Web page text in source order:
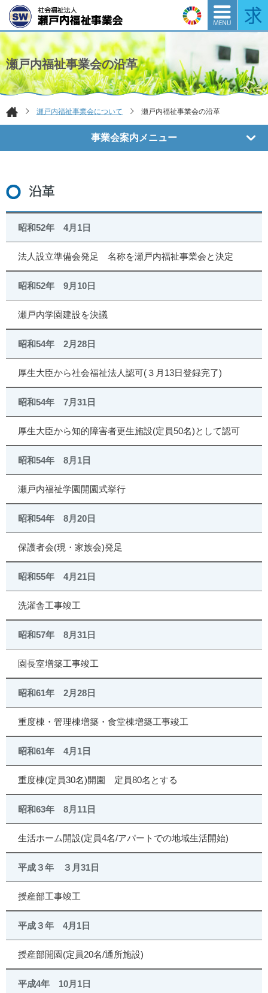
瀬戸内福祉事業会の沿革
瀬戸内福祉事業会について 瀬戸内福祉事業会の沿革
事業会案内メニュー
昭和52年 4月1日
法人設立準備会発足 名称を瀬戸内福祉事業会と決定
昭和52年 9月10日
瀬戸内学園建設を決議
昭和54年 2月28日
厚生大臣から社会福祉法人認可(３月13日登録完了)
昭和54年 7月31日
厚生大臣から知的障害者更生施設(定員50名)として認可
昭和54年 8月1日
瀬戸内福祉学園開園式挙行
昭和54年 8月20日
保護者会(現・家族会)発足
昭和55年 4月21日
洗濯舎工事竣工
昭和57年 8月31日
園長室増築工事竣工
昭和61年 2月28日
重度棟・管理棟増築・食堂棟増築工事竣工
昭和61年 4月1日
重度棟(定員30名)開園 定員80名とする
昭和63年 8月11日
生活ホーム開設(定員4名/アパートでの地域生活開始)
平成３年 ３月31日
授産部工事竣工
平成３年 4月1日
授産部開園(定員20名/通所施設)
平成4年 10月1日